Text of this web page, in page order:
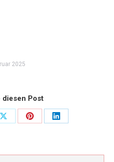
2025
diesen Post
Share
Share
Share